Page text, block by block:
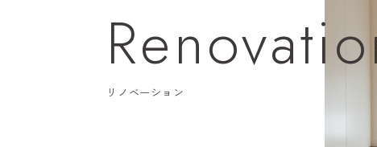
リノベーション